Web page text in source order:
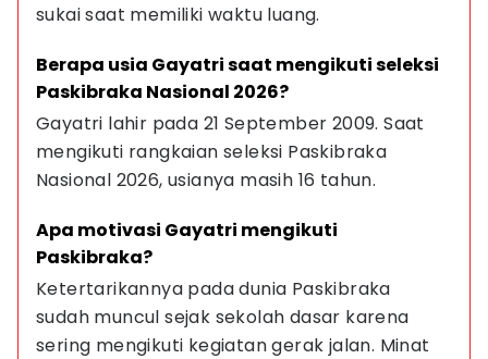
sukai saat memiliki waktu luang.
Berapa usia Gayatri saat mengikuti seleksi
Paskibraka Nasional 2026?
Gayatri lahir pada 21 September 2009. Saat
mengikuti rangkaian seleksi Paskibraka
Nasional 2026, usianya masih 16 tahun.
Apa motivasi Gayatri mengikuti
Paskibraka?
Ketertarikannya pada dunia Paskibraka
sudah muncul sejak sekolah dasar karena
sering mengikuti kegiatan gerak jalan. Minat